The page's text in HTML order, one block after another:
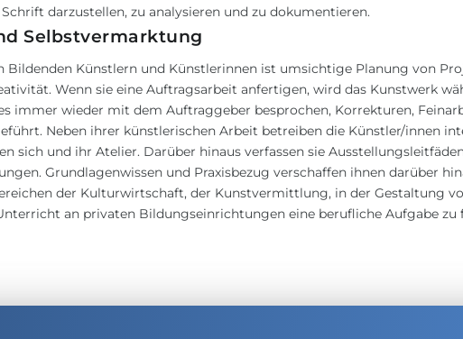
darzustellen, zu analysieren und zu dokumentieren.
Selbstvermarktung
Bildenden Künstlern und Künstlerinnen ist umsichtige Planung von
Wenn sie eine Auftragsarbeit anfertigen, wird das Kunstwerk
immer wieder mit dem Auftraggeber besprochen, Korrekturen,
Neben ihrer künstlerischen Arbeit betreiben die Künstler/innen
sich und ihr Atelier. Darüber hinaus verfassen sie
Grundlagenwissen und Praxisbezug verschaffen ihnen darüber
der Kulturwirtschaft, der Kunstvermittlung, in der Gestaltung
an privaten Bildungseinrichtungen eine berufliche Aufgabe zu